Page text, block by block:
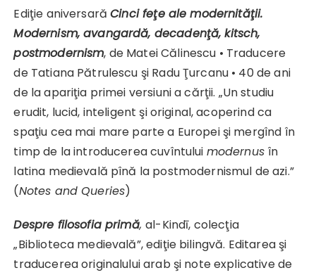
Ediţie aniversarăCinci feţe ale modernităţii.
Modernism, avangardă, decadenţă, kitsch,
postmodernism, de Matei Călinescu • Traducere
de Tatiana Pătrulescu şi Radu Ţurcanu • 40 de ani
de la apariţia primei versiuni a cărţii. „Un studiu
erudit, lucid, inteligent şi original, acoperind ca
spaţiu cea mai mare parte a Europei şi mergînd în
timp de la introducerea cuvîntului modernus în
latina medievală pînă la postmodernismul de azi.”
(Notes and Queries)
Despre filosofia primă,al-Kindī, colecţia
„Biblioteca medievală”, ediţie bilingvă. Editarea şi
traducerea originalului arab şi note explicative de